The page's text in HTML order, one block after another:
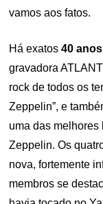
vamos aos fatos.
Há exatos40 anos
gravadora
rock de todos os
Zeppelin”, e
uma das melhores
Zeppelin. Os
nova, fortemente
membros se